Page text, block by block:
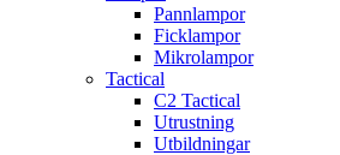
Pannlampor
Ficklampor
Mikrolampor
Tactical
C2 Tactical
Utrustning
Utbildningar